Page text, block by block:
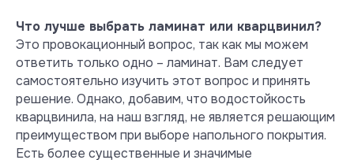
Что лучше выбрать ламинат или кварцвинил?
Это провокационный вопрос, так как мы можем
ответить только одно – ламинат. Вам следует
самостоятельно изучить этот вопрос и принять
решение. Однако, добавим, что водостойкость
кварцвинила, на наш взгляд, не является решающим
преимуществом при выборе напольного покрытия.
Есть более существенные и значимые
Безопасность и экология
Тест на содержание